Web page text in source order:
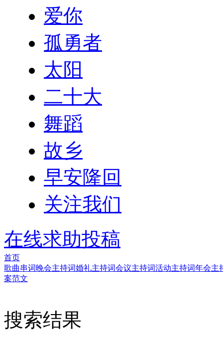
爱你
孤勇者
太阳
二十大
舞蹈
故乡
早安隆回
关注我们
在线求助投稿
首页
歌曲串词晚会主持词婚礼主持词会议主持词活动主持词年会主
案范文
搜索结果